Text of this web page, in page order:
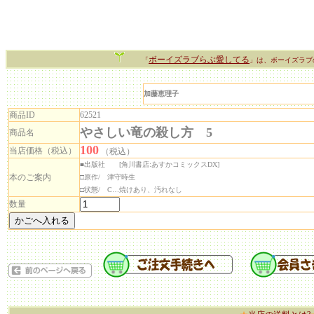
「ボーイズラブらぶ愛してる 」は、ボーイズラ
加藤恵理子
商品ID
62521
商品名
やさしい竜の殺し方 5
当店価格（税込） 100 （税込）
本のご案内
■出版社 [角川書店:あすかコミックスDX]
□原作/ 津守時生
□状態/ C…焼けあり、汚れなし
数量